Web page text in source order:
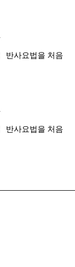
반사요법을 처음
반사요법을 처음